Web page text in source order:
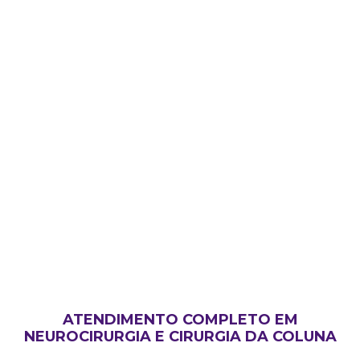
ATENDIMENTO COMPLETO EM
NEUROCIRURGIA E CIRURGIA DA COLUNA